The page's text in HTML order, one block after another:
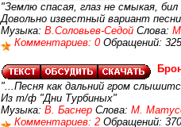
"Землю спасая, глаз не смыкая,
Довольно известный вариант
Музыка: В.Соловьев-Седой Слова:
Комментариев: 0 Обращений:
"...Песня как дальний гром
Из т/ф "Дни Турбиных"
Музыка: В. Баснер Слова: М.
Комментариев: 2 Обращений: